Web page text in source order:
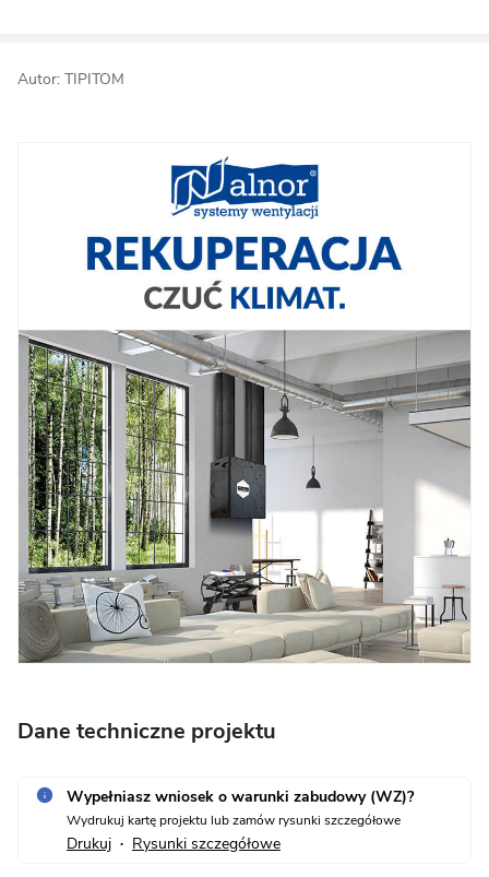
Autor: TIPITOM
Dane techniczne projektu
Wypełniasz wniosek o warunki zabudowy (WZ)?
Wydrukuj kartę projektu lub zamów rysunki szczegółowe
Drukuj • Rysunki szczegółowe